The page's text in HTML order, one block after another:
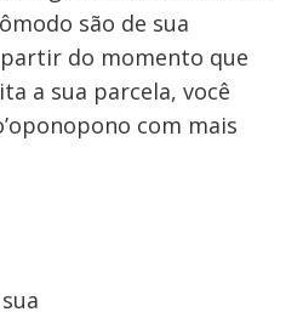
são de sua
do momento que
a sua parcela, você
com mais